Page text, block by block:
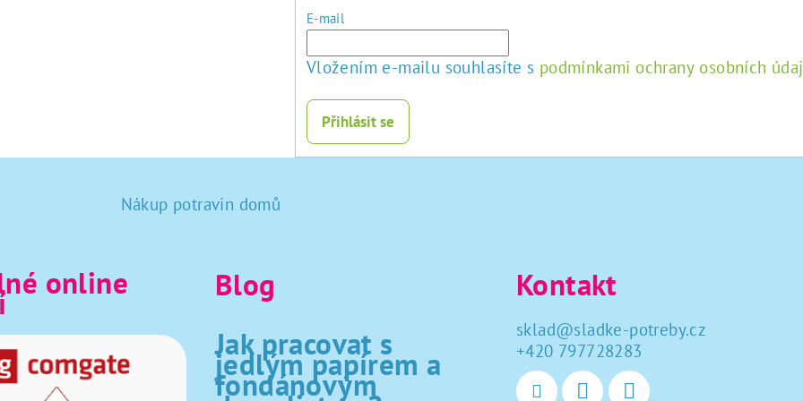
E-mail
Vložením e-mailu souhlasíte s podmínkami ochrany osobních
Přihlásit se
Nákup potravin domů
online
Blog
Jak pracovat s
jedlým papírem a
fondánovým
Kontakt
sklad@sladke-potreby.cz
+420 797728283